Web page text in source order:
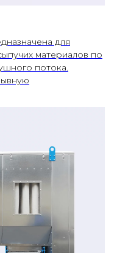
для
материалов по
потока.